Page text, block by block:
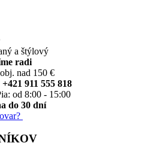
a štýlový
radi
nad 150 €
911 555 818
od 8:00 - 15:00
do 30 dní